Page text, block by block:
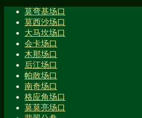
莫弯基场口
莫西沙场口
大马坎场口
会卡场口
木那场口
后江场口
帕敢场口
南奇场口
格应角场口
莫莫亮场口